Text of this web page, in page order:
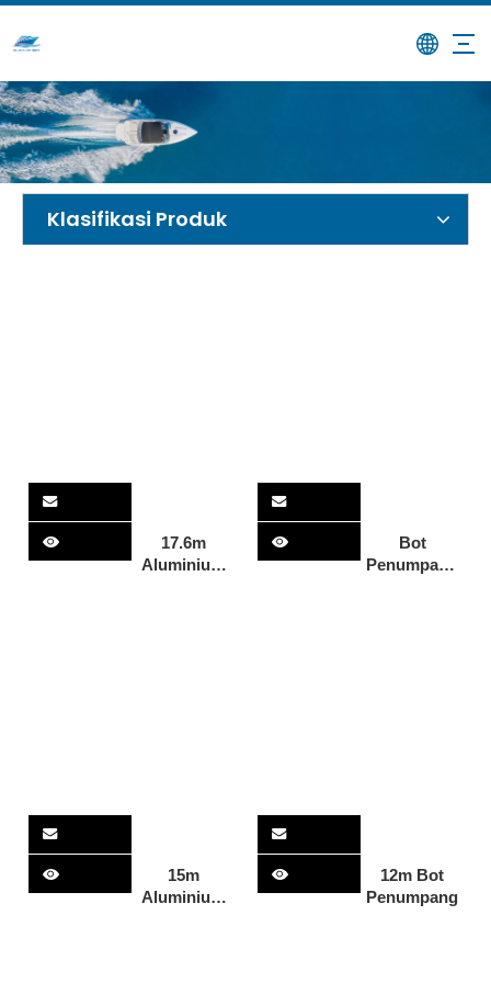
Rumah / Produk
Klasifikasi Produk
17.6m
Aluminium
Bot
Penumpang
15m
Aluminium
12m Bot
Penumpang